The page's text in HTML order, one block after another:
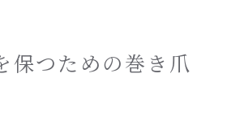
保つための巻き爪